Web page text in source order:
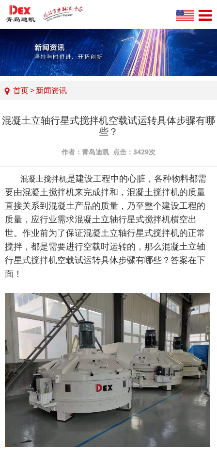
首页>新闻资讯
混凝土立轴行星式搅拌机空载试运转具体步骤有哪
些？
作者：青岛迪凯 点击：3429次
混凝土搅拌机是建设工程中的心脏，各种物料都需
要由混凝土搅拌机来完成拌和，混凝土搅拌机的质量
直接关系到混凝土产品的质量，乃至整个建设工程的
质量，应行业需求混凝土立轴行星式搅拌机横空出
世。作业前为了保证混凝土立轴行星式搅拌机的正常
搅拌，都是需要进行空载时运转的，那么混凝土立轴
行星式搅拌机空载试运转具体步骤有哪些？答案在下
面！